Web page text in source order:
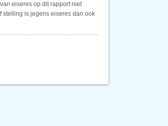
eiseres op dit rapport niet
stelling is jegens eiseres dan ook